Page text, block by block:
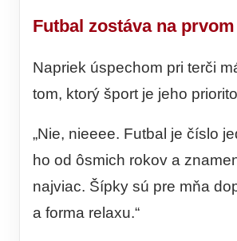
Futbal zostáva na
Napriek úspechom pri terči
tom, ktorý šport je jeho
„Nie, nieeee. Futbal je číslo
ho od ôsmich rokov a
najviac. Šípky sú pre mňa
a forma relaxu.“